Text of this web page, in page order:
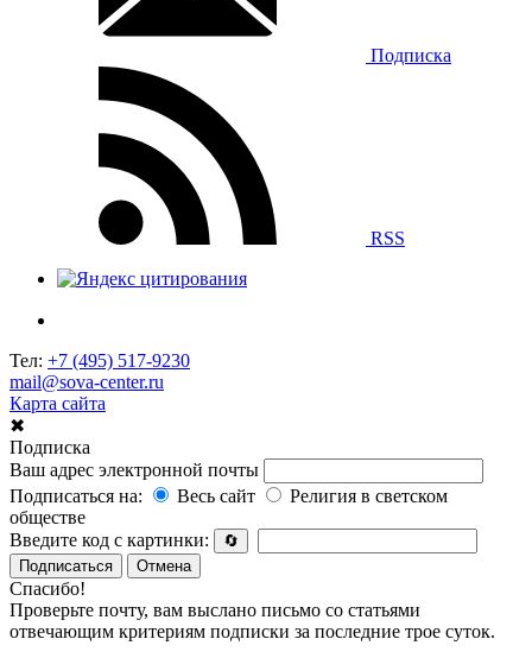
Подписка
RSS
Тел: +7 (495) 517-9230
mail@sova-center.ru
Карта сайта
✖
Подписка
Ваш адрес электронной почты
Подписаться на:
Весь сайт
Религия в светском
обществе
Введите код с картинки:
🔄
Подписаться
Отмена
Спасибо!
Проверьте почту, вам выслано письмо со статьями
отвечающим критериям подписки за последние трое суток.